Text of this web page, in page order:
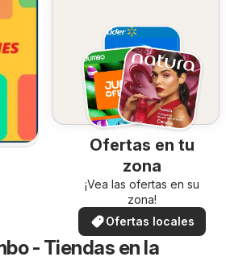
Ofertas en tu
zona
¡Vea las ofertas en su
zona!
Ofertas locales
- Tiendas en la